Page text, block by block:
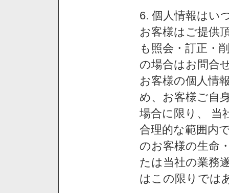
6. 個人情報はい
お客様はご提供
も照会・訂正・
の場合はお問合
お客様の個人情
め、お客様ご自
場合に限り、 当
合理的な範囲内
のお客様の生命
たは当社の業務
はこの限りでは